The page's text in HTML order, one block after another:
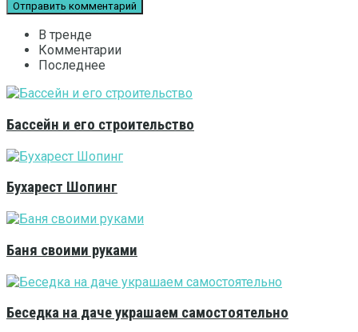
В тренде
Комментарии
Последнее
Бассейн и его строительство
Бухарест Шопинг
Баня своими руками
Беседка на даче украшаем самостоятельно